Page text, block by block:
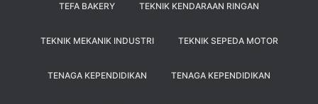
TEFA BAKERY TEKNIK KENDARAAN RINGAN
TEKNIK MEKANIK INDUSTRI TEKNIK SEPEDA MOTOR
TENAGA KEPENDIDIKAN TENAGA KEPENDIDIKAN